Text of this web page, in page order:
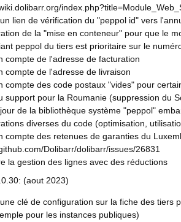
lien de vérification du "peppol id" vers
de la "mise en conteneur" pour que le
peppol du tiers est prioritaire sur le
compte de l'adresse de facturation
compte de l'adresse de livraison
compte des code postaux "vides" pour
support pour la Roumanie (suppression du
de la bibliothèque système "peppol"
diverses du code (optimisation,
compte des retenues de garanties du
Dolibarr/dolibarr/issues/26831
la gestion des lignes avec des réductions
(aout 2023)
clé de configuration sur la fiche des tiers
pour les instances publiques)